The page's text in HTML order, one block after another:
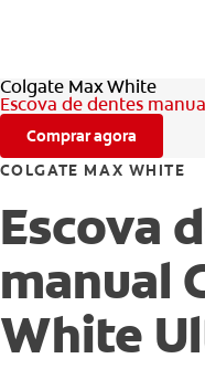
Colgate Max White
Escova de dentes
Comprar agora
COLGATE MAX WHITE
Escova
manual
White